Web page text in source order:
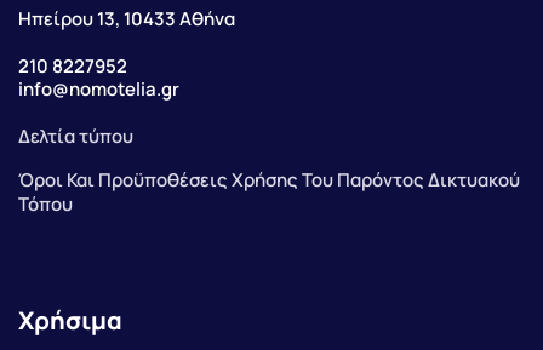
Ηπείρου 13, 10433 Αθήνα
210 8227952
info@nomotelia.gr
Δελτία τύπου
Όροι Και Προϋποθέσεις Χρήσης Του Παρόντος Δικτυακού
Τόπου
Χρήσιμα